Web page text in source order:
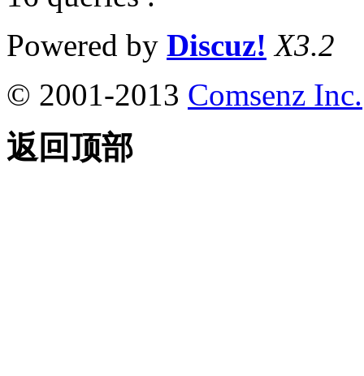
Powered by Discuz! X3.2
© 2001-2013 Comsenz Inc.
返回顶部